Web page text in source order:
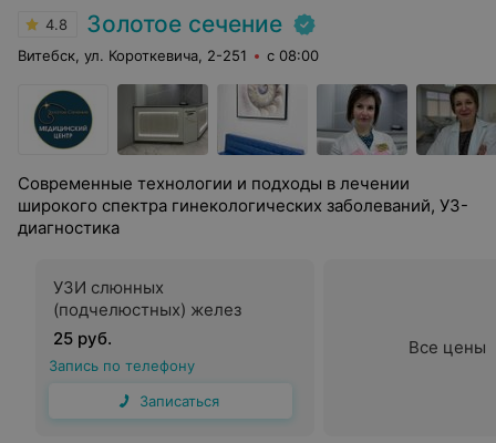
4.8 Золотое сечение
Витебск, ул. Короткевича, 2-251 с 08:00
Современные технологии и подходы в лечении
широкого спектра гинекологических заболеваний, УЗ-
диагностика
УЗИ слюнных
(подчелюстных) желез
25 руб.
Запись по телефону
Записаться
Все цены